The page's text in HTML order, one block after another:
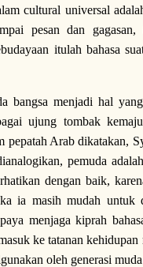
cultural universal
pesan dan
itulah bahasa
bangsa menjadi hal
ujung tombak
pepatah Arab dikatakan,
pemuda
dengan baik,
ia masih mudah untuk
menjaga kiprah
ke tatanan
oleh generasi